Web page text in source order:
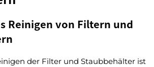
Reinigen von Filtern und
der Filter und Staubbehälter ist